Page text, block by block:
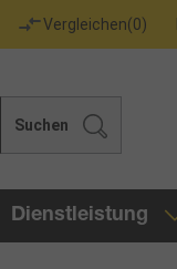
Vergleichen(0)
Suchen
Dienstleistung